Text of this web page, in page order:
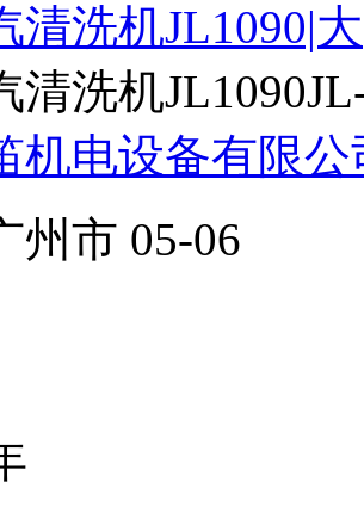
清洗机JL1090|大
清洗机
机电设备有限公
州市 05-06